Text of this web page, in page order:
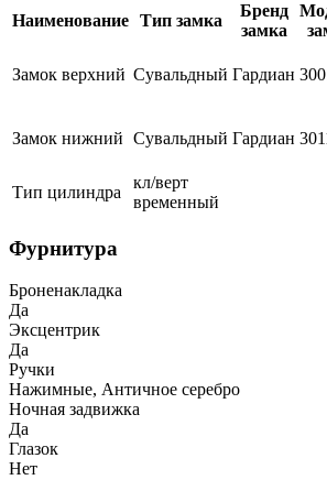
Наименование Тип замка
Бренд
замка
Замок верхний Сувальдный Гардиан
Замок нижний Сувальдный Гардиан
Тип цилиндра
кл/верт
временный
Фурнитура
Броненакладка
Да
Эксцентрик
Да
Ручки
Нажимные, Античное серебро
Ночная задвижка
Да
Глазок
Нет